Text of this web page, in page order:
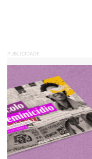
PUBLICIDADE